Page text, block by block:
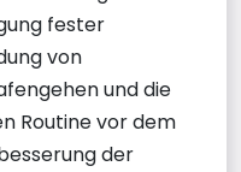
fester
von
und die
Routine vor dem
der